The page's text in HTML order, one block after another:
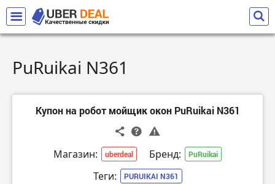
PuRuikai N361
Купон на робот мойщик окон PuRuikai N361
Магазин: uberdeal Бренд: PuRuikai
Теги: PURUIKAI N361